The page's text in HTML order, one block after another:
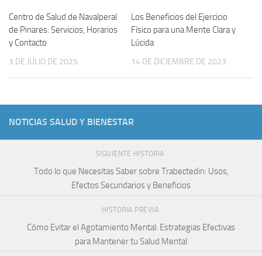
Centro de Salud de Navalperal
de Pinares: Servicios, Horarios
y Contacto
3 DE JULIO DE 2025
Los Beneficios del Ejercicio
Físico para una Mente Clara y
Lúcida
14 DE DICIEMBRE DE 2023
NOTICIAS SALUD Y BIENESTAR
SIGUIENTE HISTORIA
Todo lo que Necesitas Saber sobre Trabectedin: Usos,
Efectos Secundarios y Beneficios
HISTORIA PREVIA
Cómo Evitar el Agotamiento Mental: Estrategias Efectivas
para Mantener tu Salud Mental